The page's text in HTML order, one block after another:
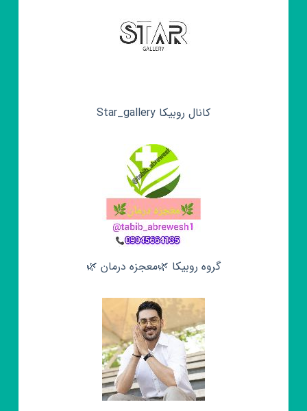
کانال روبیکا Star_gallery
گروه روبیکا 🌿معجزه درمان 🌿